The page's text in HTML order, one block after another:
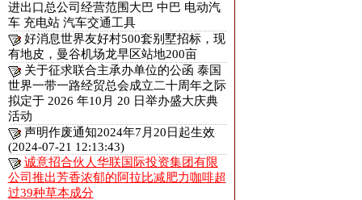
进出口总公司经营范围大巴 中巴 电动汽
车 充电站 汽车交通工具
好消息世界友好村500套别墅招标，现
有地皮，曼谷机场龙早区站地200亩
关于征求联合主承办单位的公函 泰国
世界一带一路经贸总会成立二十周年之际
拟定于 2026 年10月 20 日举办盛大庆典
活动
声明作废通知2024年7月20日起生效
(2024-07-21 12:13:43)
诚意招合伙人华联国际投资集团有限
公司推出芳香浓郁的阿拉比减肥力咖啡超
过39种草本成分